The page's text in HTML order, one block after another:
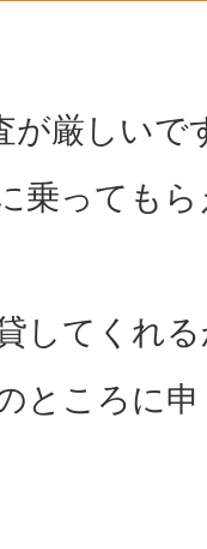
が厳しいで
乗っても
してくれ
ところに